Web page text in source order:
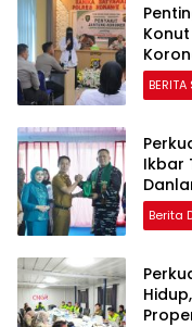
BERITA
Ikbar
Berita